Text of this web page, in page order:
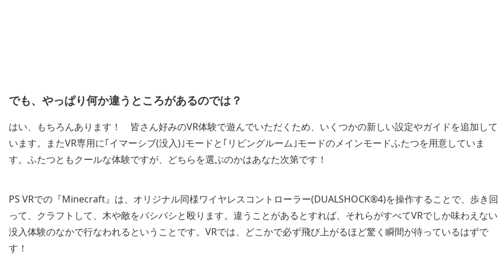
でも、やっぱり何か違うところがあるのでは？
はい、もちろんあります！ 皆さん好みのVR体験で遊んでいただくため、いくつかの新しい設定やガイドを追加して
います。またVR専用に｢イマーシブ(没入)｣モードと｢リビングルーム｣モードのメインモードふたつを用意していま
す。ふたつともクールな体験ですが、どちらを選ぶのかはあなた次第です！
PS VRでの『Minecraft』は、オリジナル同様ワイヤレスコントローラー(DUALSHOCK®4)を操作することで、歩き回
って、クラフトして、木や敵をバシバシと殴ります。違うことがあるとすれば、それらがすべてVRでしか味わえない
没入体験のなかで行なわれるということです。VRでは、どこかで必ず飛び上がるほど驚く瞬間が待っているはずで
す！